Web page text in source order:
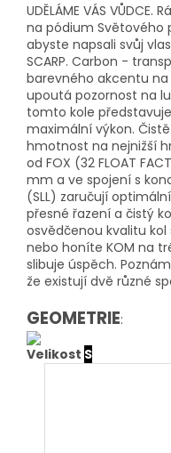
UDĚLÁME VÁS VŮDCE.
na pódium Světového
abyste napsali svůj
SCARP. Carbon -
barevného akcentu
upoutá pozornost na
tomto kole
maximální výkon.
hmotnost na nejnižší
od FOX (32 FLOAT
mm a ve spojení s
(SLL) zaručují
přesné řazení a čistý
osvědčenou kvalitu kol s
nebo honíte KOM na
slibuje úspěch.
že existují dvě různé
GEOMETRIE:
Velikost S